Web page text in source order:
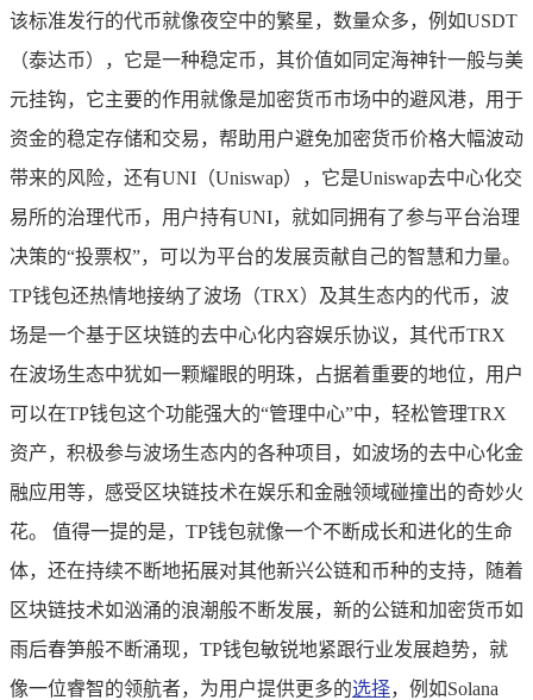
该标准发行的代币就像夜空中的繁星，数量众多，例如USDT
（泰达币），它是一种稳定币，其价值如同定海神针一般与美
元挂钩，它主要的作用就像是加密货币市场中的避风港，用于
资金的稳定存储和交易，帮助用户避免加密货币价格大幅波动
带来的风险，还有UNI（Uniswap），它是Uniswap去中心化交
易所的治理代币，用户持有UNI，就如同拥有了参与平台治理
决策的“投票权”，可以为平台的发展贡献自己的智慧和力量。
TP钱包还热情地接纳了波场（TRX）及其生态内的代币，波
场是一个基于区块链的去中心化内容娱乐协议，其代币TRX
在波场生态中犹如一颗耀眼的明珠，占据着重要的地位，用户
可以在TP钱包这个功能强大的“管理中心”中，轻松管理TRX
资产，积极参与波场生态内的各种项目，如波场的去中心化金
融应用等，感受区块链技术在娱乐和金融领域碰撞出的奇妙火
花。 值得一提的是，TP钱包就像一个不断成长和进化的生命
体，还在持续不断地拓展对其他新兴公链和币种的支持，随着
区块链技术如汹涌的浪潮般不断发展，新的公链和加密货币如
雨后春笋般不断涌现，TP钱包敏锐地紧跟行业发展趋势，就
像一位睿智的领航者，为用户提供更多的选择，例如Solana